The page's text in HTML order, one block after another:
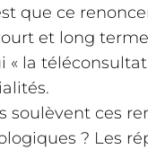
que ce
et long
« la
soulèvent ces
? Les